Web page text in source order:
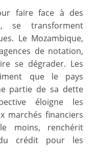
faire face à des
se transforment
Le Mozambique,
de notation,
se dégrader. Les
que le pays
partie de sa dette
éloigne les
marchés financiers
moins, renchérit
crédit pour les